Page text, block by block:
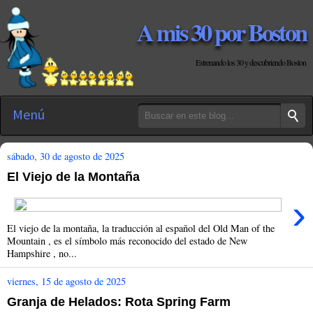
A mis 30 por Boston
Estrenando los 30 y descubriendo Boston
Menú
sábado, 30 de agosto de 2025
El Viejo de la Montaña
›
El viejo de la montaña, la traducción al español del Old Man of the
Mountain , es el símbolo más reconocido del estado de New
Hampshire , no...
viernes, 15 de agosto de 2025
Granja de Helados: Rota Spring Farm